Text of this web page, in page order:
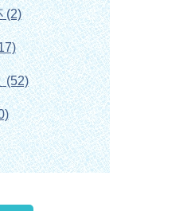
(2)
(52)